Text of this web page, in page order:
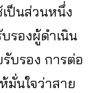
ป็นส่วนหนึ่ง
รองผู้ดำเนิน
บรอง การต่อ
มั่นใจว่าสาย